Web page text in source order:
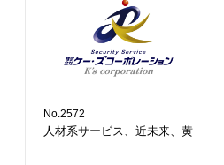
No.2572
人材系サービス、近未来、黄